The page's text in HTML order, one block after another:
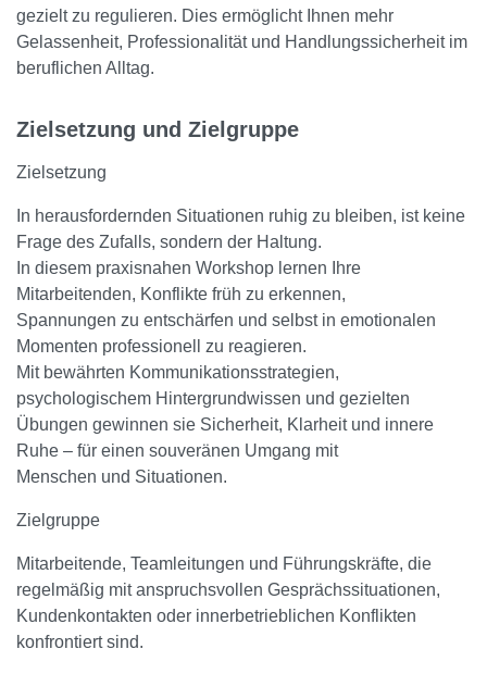
gezielt zu regulieren. Dies ermöglicht Ihnen mehr
Gelassenheit, Professionalität und Handlungssicherheit im
beruflichen Alltag.
Zielsetzung und Zielgruppe
Zielsetzung
In herausfordernden Situationen ruhig zu bleiben, ist keine
Frage des Zufalls, sondern der Haltung.
In diesem praxisnahen Workshop lernen Ihre
Mitarbeitenden, Konflikte früh zu erkennen,
Spannungen zu entschärfen und selbst in emotionalen
Momenten professionell zu reagieren.
Mit bewährten Kommunikationsstrategien,
psychologischem Hintergrundwissen und gezielten
Übungen gewinnen sie Sicherheit, Klarheit und innere
Ruhe – für einen souveränen Umgang mit
Menschen und Situationen.
Zielgruppe
Mitarbeitende, Teamleitungen und Führungskräfte, die
regelmäßig mit anspruchsvollen Gesprächssituationen,
Kundenkontakten oder innerbetrieblichen Konflikten
konfrontiert sind.